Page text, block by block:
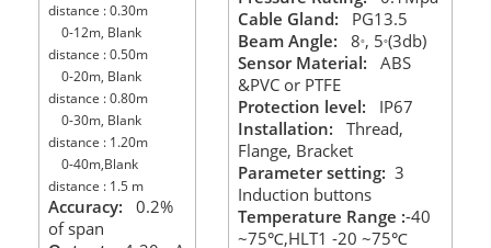
distance : 0.30m
0-12m, Blank
distance : 0.50m
0-20m, Blank
distance : 0.80m
0-30m, Blank
distance : 1.20m
0-40m,Blank
distance : 1.5 m
Accuracy: 0.2%
of span
Cable Gland: PG13.5
Beam Angle: 8°, 5°(3db)
Sensor Material: ABS
&PVC or PTFE
Protection level: IP67
Installation:
Thread,
Flange, Bracket
Parameter setting: 3
Induction buttons
Temperature Range :-40
~75℃,HLT1 -20 ~75℃